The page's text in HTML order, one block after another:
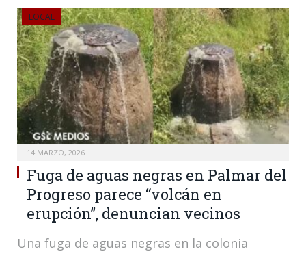
LOCAL
14 MARZO, 2026
Fuga de aguas negras en Palmar del
Progreso parece “volcán en
erupción”, denuncian vecinos
Una fuga de aguas negras en la colonia